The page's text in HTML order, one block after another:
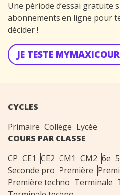
Une période d’essai gratuite
abonnements en ligne pour
décider !
JE TESTE
CYCLES
Primaire Collège Lycée
COURS PAR CLASSE
CP CE1 CE2 CM1 CM2 6e
Seconde pro Première
Première techno Terminale